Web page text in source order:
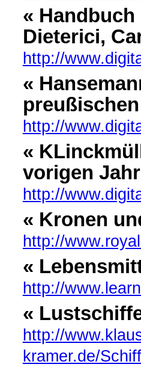
«
Dieterici,
http://
«
http://
«
vorigen
http://
« Kronen
http://
«
http://
«
http://
kramer.de/